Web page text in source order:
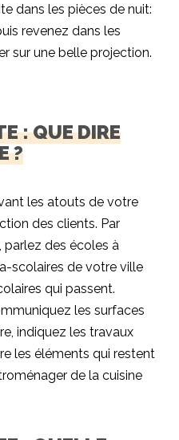
dans les pièces de nuit:
revenez dans les
sur une belle projection.
: QUE DIRE
?
les atouts de votre
des clients. Par
parlez des écoles à
scolaires de votre ville
qui passent.
les surfaces
indiquez les travaux
les éléments qui restent
de la cuisine